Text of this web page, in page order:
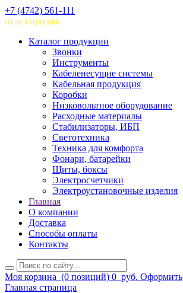
+7 (4742) 561-111
отдел продаж
Каталог продукции
Звонки
Инструменты
Кабеленесущие системы
Кабельная продукция
Коробки
Низковольтное оборудование
Расходные материалы
Стабилизаторы, ИБП
Светотехника
Техника для комфорта
Фонари, батарейки
Щиты, боксы
Электросчетчики
Электроустановочные изделия
Главная
О компании
Доставка
Способы оплаты
Контакты
Моя корзина (0 позиций) 0 руб. Оформить
Главная страница